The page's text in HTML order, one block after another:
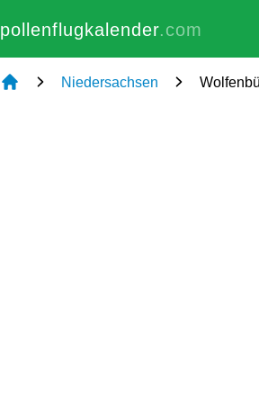
pollenflugkalender.com
Niedersachsen